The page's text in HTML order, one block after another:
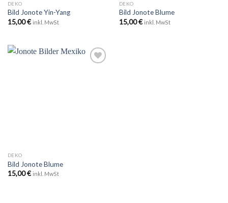
DEKO
Bild Jonote Yin-Yang
15,00€ inkl. MwSt
DEKO
Bild Jonote Blume
15,00€ inkl. MwSt
DEKO
Bild Jonote Blume
15,00€ inkl. MwSt